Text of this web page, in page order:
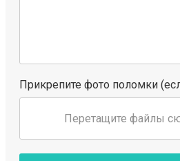
Прикрепите фото поломки
Перетащите файлы